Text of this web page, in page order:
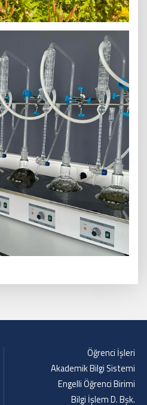
Öğrenci İşleri
Akademik Bilgi Sistemi
Engelli Öğrenci Birimi
Bilgi İşlem D. Bşk.